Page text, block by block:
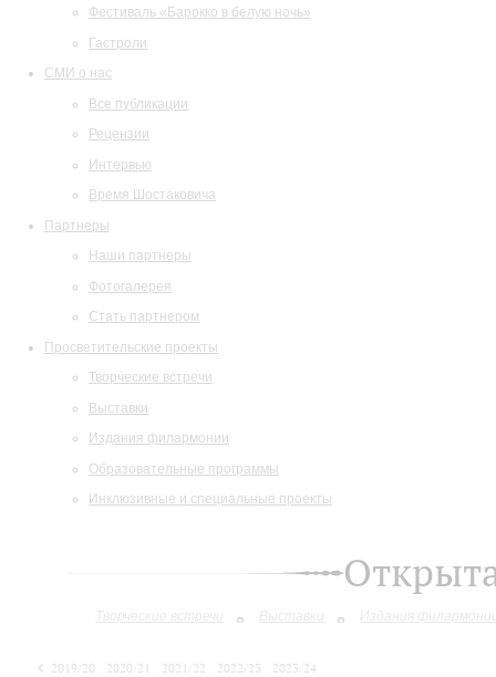
Фестиваль «Барокко в белую ночь»
Гастроли
СМИ о нас
Все публикации
Рецензии
Интервью
Время Шостаковича
Партнеры
Наши партнеры
Фотогалерея
Стать партнером
Просветительские проекты
Творческие встречи
Выставки
Издания филармонии
Образовательные программы
Инклюзивные и специальные проекты
Творческие встречи Выставки Издания
2019/20 2020/21 2021/22 2022/23
2023/24